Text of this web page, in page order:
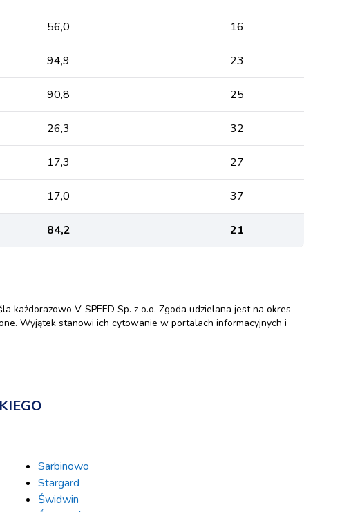
56,0 16
94,9 23
90,8 25
26,3 32
17,3 27
17,0 37
84,2 21
V-SPEED Sp. z o.o. Zgoda udzielana jest na okres
Wyjątek stanowi ich cytowanie w portalach informacyjnych i
Sarbinowo
Stargard
Świdwin